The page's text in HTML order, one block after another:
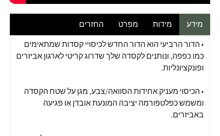
מידע מידות מפרט
החזרים
• הדור הרביעי הוא הדור החדש לכיסויי קסדות שמתאימים
כמו כפפה, ונותנים לקסדה שלך שדרוג קריטי לארגון אביזרים
ופונקציונליות.
• הכיסוי מעניק אחידות הסוואה/צבע, מגן על שטח הקסדה
ומשמש כפלטפורמה יציבה המונעת אובדן או פגיעה
באביזרים.